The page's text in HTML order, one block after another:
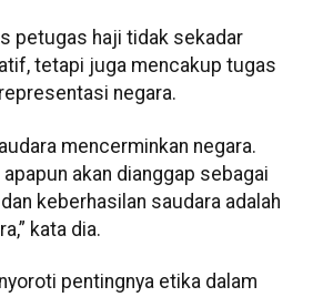
petugas haji tidak sekadar
tetapi juga mencakup tugas
negara.
mencerminkan negara.
akan dianggap sebagai
keberhasilan saudara adalah
kata dia.
pentingnya etika dalam